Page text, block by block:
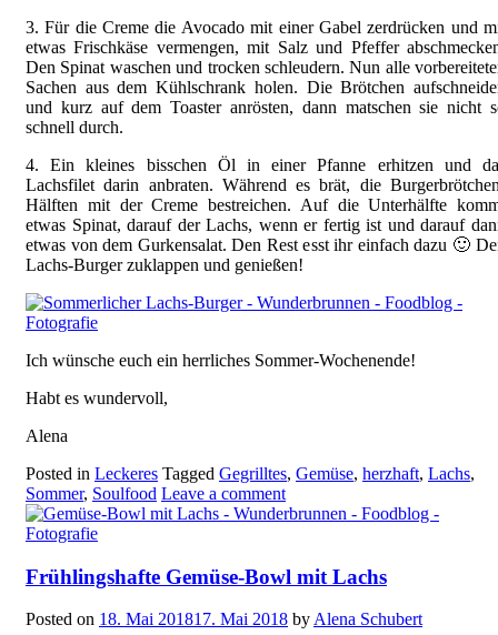
3. Für die Creme die Avocado mit einer Gabel zerdrücken und
etwas Frischkäse vermengen, mit Salz und Pfeffer
Den Spinat waschen und trocken schleudern. Nun alle
Sachen aus dem Kühlschrank holen. Die Brötchen
und kurz auf dem Toaster anrösten, dann matschen sie nicht
schnell durch.
4. Ein kleines bisschen Öl in einer Pfanne erhitzen und
Lachsfilet darin anbraten. Während es brät, die
Hälften mit der Creme bestreichen. Auf die Unterhälfte
etwas Spinat, darauf der Lachs, wenn er fertig ist und darauf
etwas von dem Gurkensalat. Den Rest esst ihr einfach dazu 🙂
Lachs-Burger zuklappen und genießen!
Ich wünsche euch ein herrliches Sommer-Wochenende!
Habt es wundervoll,
Alena
Posted in Leckeres Tagged Gegrilltes, Gemüse, herzhaft, Lachs,
Sommer, Soulfood Leave a comment
Frühlingshafte Gemüse-Bowl mit Lachs
Posted on 18. Mai 201817. Mai 2018 by Alena Schubert